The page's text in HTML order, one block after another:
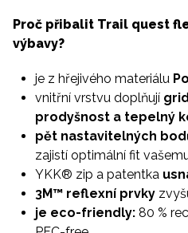
Proč přibalit Trail quest
výbavy?
je z hřejivého materiálu
vnitřní vrstvu doplňují
prodyšnost a tepelný
pět nastavitelných
zajistí optimální fit
YKK® zip a patentka
3M™ reflexní prvky
je eco-friendly: 80 %